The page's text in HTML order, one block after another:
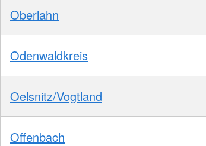
Oberlahn
Odenwaldkreis
Oelsnitz/Vogtland
Offenbach